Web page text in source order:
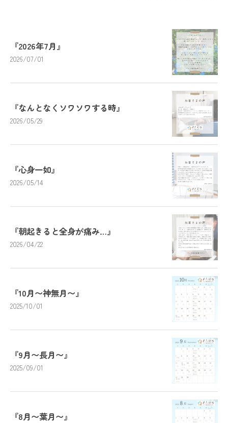
『2026年7月』
2026/07/01
『なんとなくソワソワする時』
2026/05/29
『心身一如』
2026/05/14
『朝起きると全身が痛み…』
2026/04/22
『10月〜神無月〜』
2025/10/01
『9月〜長月〜』
2025/09/01
『8月〜葉月〜』